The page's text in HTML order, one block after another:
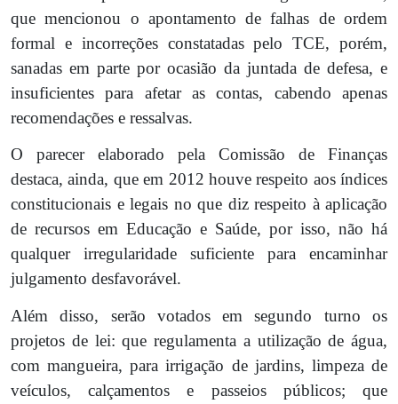
que mencionou o apontamento de falhas de ordem
formal e incorreções constatadas pelo TCE, porém,
sanadas em parte por ocasião da juntada de defesa, e
insuficientes para afetar as contas, cabendo apenas
recomendações e ressalvas.
O parecer elaborado pela Comissão de Finanças
destaca, ainda, que em 2012 houve respeito aos índices
constitucionais e legais no que diz respeito à aplicação
de recursos em Educação e Saúde, por isso, não há
qualquer irregularidade suficiente para encaminhar
julgamento desfavorável.
Além disso, serão votados em segundo turno os
projetos de lei: que regulamenta a utilização de água,
com mangueira, para irrigação de jardins, limpeza de
veículos, calçamentos e passeios públicos; que